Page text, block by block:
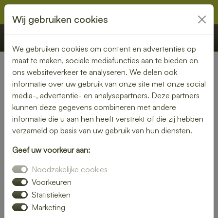
€ 0,00 Offerte Bestellen
Nederland» Boesingheliede
Heerlijke lunch bezorgen in
Boesingheliede – snel, vers
en gemakkelijk
je lunch bezorgen in Boesingheliede en kies uit een
gevarieerd menu van verse broodjes, gezonde salades en
warme maaltijden. Ideaal voor thuis of op kantoor.
Onze gerechten worden met liefde bereid en snel geleverd,
Wij gebruiken cookies
We gebruiken cookies om content en advertenties op
maat te maken, sociale mediafuncties aan te bieden en
ons websiteverkeer te analyseren. We delen ook
informatie over uw gebruik van onze site met onze social
media-, advertentie- en analysepartners. Deze partners
kunnen deze gegevens combineren met andere
informatie die u aan hen heeft verstrekt of die zij hebben
verzameld op basis van uw gebruik van hun diensten.
Geef uw voorkeur aan:
Noodzakelijke cookies
Voorkeuren
Statistieken
Marketing